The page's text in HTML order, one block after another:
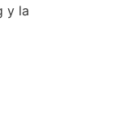
y la